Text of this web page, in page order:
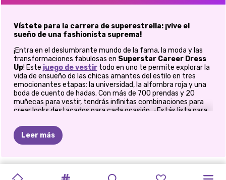
Vístete para la carrera de superestrella: ¡vive el
sueño de una fashionista suprema!
¡Entra en el deslumbrante mundo de la fama, la moda y las
transformaciones fabulosas en Superstar Career Dress
Up! Este juego de vestirtodo en uno te permite explorar la
vida de ensueño de las chicas amantes del estilo en tres
emocionantes etapas: la universidad, la alfombra roja y una
boda de cuento de hadas. Con más de 700 prendas y 20
muñecas para vestir, tendrás infinitas combinaciones para
crear looks destacados para cada ocasión. ¿Estás lista para
Comienza como un estudiante universitario con estilo
sea todo menos aburrido. Sumérgete en un guardarropa
Leer más
BLACK
ELLIE CELEBRIDADES
CELEBRIDAD: CAMBIO FASHIONISTA